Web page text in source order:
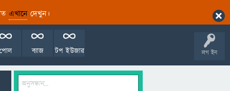
এখানেদেখুন।
লগ ইন
টপ ইউজার
ব্যাজ
পোল